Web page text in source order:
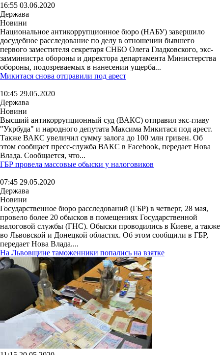
16:55 03.06.2020
Держава
Новини
Национальное антикоррупционное бюро (НАБУ) завершило
досудебное расследование по делу в отношении бывшего
первого заместителя секретаря СНБО Олега Гладковского, экс-
замминистра обороны и директора департамента Министерства
обороны, подозреваемых в нанесении ущерба...
Микитася снова отправили под арест
10:45 29.05.2020
Держава
Новини
Высший антикоррупционный суд (ВАКС) отправил экс-главу
"Укрбуда" и народного депутата Максима Микитася под арест.
Также ВАКС увеличил сумму залога до 100 млн гривен. Об
этом сообщает пресс-служба ВАКС в Facebook, передает Нова
Влада. Сообщается, что...
ГБР провела массовые обыски у налоговиков
07:45 29.05.2020
Держава
Новини
Государственное бюро расследований (ГБР) в четверг, 28 мая,
провело более 20 обысков в помещениях Государственной
налоговой службы (ГНС). Обыски проводились в Киеве, а также
во Львовской и Донецкой областях. Об этом сообщили в ГБР,
передает Нова Влада....
На Львовщине таможенники попались на взятке